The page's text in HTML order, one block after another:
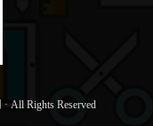
· All Rights Reserved